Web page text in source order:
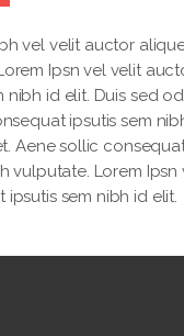
vel velit auctor
Ipsn vel velit
nibh id elit. Duis sed
ipsutis sem
Aene sollic
vulputate. Lorem
sem nibh id elit.